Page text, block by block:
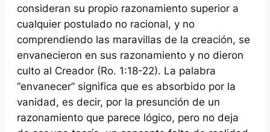
consideran su propio razonamiento superior a
cualquier postulado no racional, y no
comprendiendo las maravillas de la creación, se
envanecieron en sus razonamiento y no dieron
culto al Creador (Ro. 1:18-22). La palabra
“envanecer” significa que es absorbido por la
vanidad, es decir, por la presunción de un
razonamiento que parece lógico, pero no deja